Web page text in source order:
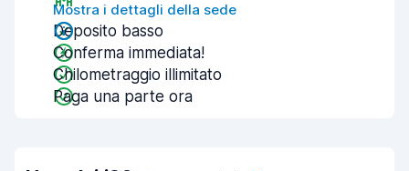
Mostra i dettagli della sede
Deposito basso
Conferma immediata!
Chilometraggio illimitato
Paga una parte ora